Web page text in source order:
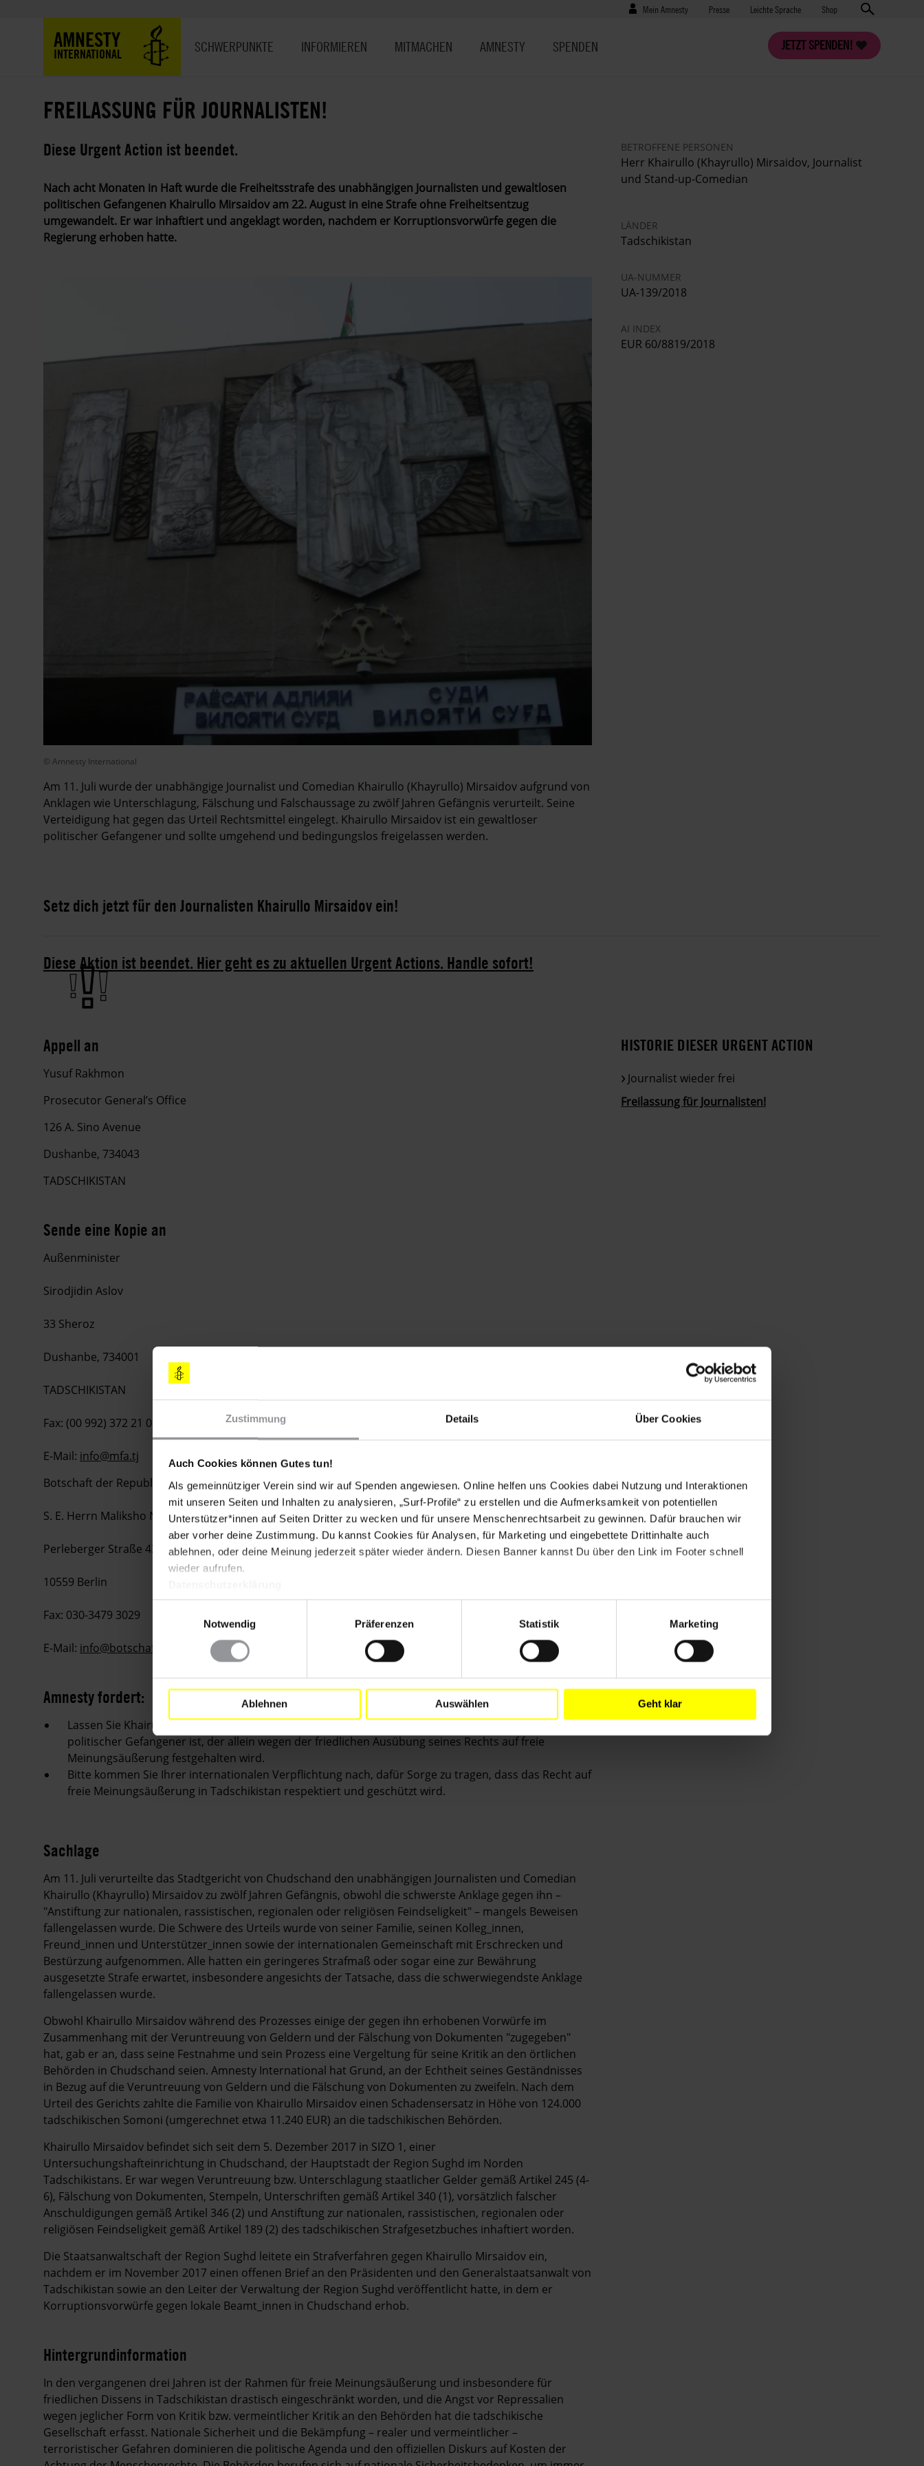
Zustimmung Details Über Cookies
Auch Cookies können Gutes tun!
Als gemeinnütziger Verein sind wir auf Spenden angewiesen. Online helfen uns Cookies dabei Nutzung und Interaktionen
mit unseren Seiten und Inhalten zu analysieren, „Surf-Profile“ zu erstellen und die Aufmerksamkeit von potentiellen
Unterstützer*innen auf Seiten Dritter zu wecken und für unsere Menschenrechtsarbeit zu gewinnen. Dafür brauchen wir
aber vorher deine Zustimmung. Du kannst Cookies für Analysen, für Marketing und eingebettete Drittinhalte auch
ablehnen, oder deine Meinung jederzeit später wieder ändern. Diesen Banner kannst Du über den Link im Footer schnell
wieder aufrufen.
Notwendig
Präferenzen Statistik Marketing
Ablehnen Auswählen Geht klar
Benutzermenü
Mein Amnesty Presse
Presse Leichte Sprache Shop
AMNESTY
INTERNATIONAL
JETZT SPENDEN!
SCHWERPUNKTE INFORMIEREN MITMACHEN AMNESTY SPENDEN
FREILASSUNG FÜR JOURNALISTEN!
Diese Urgent Action ist beendet.
Nach acht Monaten in Haft wurde die Freiheitsstrafe des unabhängigen Journalisten und gewaltlosen
politischen Gefangenen Khairullo Mirsaidov am 22. August in eine Strafe ohne Freiheitsentzug
umgewandelt. Er war inhaftiert und angeklagt worden, nachdem er Korruptionsvorwürfe gegen die
Regierung erhoben hatte.
© Amnesty International
Am 11. Juli wurde der unabhängige Journalist und Comedian Khairullo (Khayrullo) Mirsaidov aufgrund von
Anklagen wie Unterschlagung, Fälschung und Falschaussage zu zwölf Jahren Gefängnis verurteilt. Seine
Verteidigung hat gegen das Urteil Rechtsmittel eingelegt. Khairullo Mirsaidov ist ein gewaltloser
politischer Gefangener und sollte umgehend und bedingungslos freigelassen werden.
BETROFFENE PERSONEN
Herr Khairullo (Khayrullo) Mirsaidov, Journalist
und Stand-up-Comedian
LÄNDER
Tadschikistan
UA-NUMMER
UA-139/2018
AI INDEX
EUR 60/8819/2018
Setz dich jetzt für den Journalisten Khairullo Mirsaidov ein!
Diese Aktion ist beendet. Hier geht es zu aktuellen Urgent Actions. Handle sofort!
Appell an
Yusuf Rakhmon
Prosecutor General’s Office
126 A. Sino Avenue
Dushanbe, 734043
TADSCHIKISTAN
Sende eine Kopie an
Außenminister
Sirodjidin Aslov
33 Sheroz
Dushanbe, 734001
TADSCHIKISTAN
Fax: (00 992) 372 21 02 59
E-Mail: info@mfa.tj
Botschaft der Republik Tadschikistan
S. E. Herrn Maliksho Nematov
Perleberger Straße 43
10559 Berlin
Fax: 030-3479 3029
E-Mail: info@botschaft-tadschikistan.de
Amnesty fordert:
Lassen Sie Khairullo Mirsaidov bitte umgehend und bedingungslos frei, da er ein gewaltloser
politischer Gefangener ist, der allein wegen der friedlichen Ausübung seines Rechts auf freie
Meinungsäußerung festgehalten wird.
Bitte kommen Sie Ihrer internationalen Verpflichtung nach, dafür Sorge zu tragen, dass das Recht auf
freie Meinungsäußerung in Tadschikistan respektiert und geschützt wird.
Sachlage
Am 11. Juli verurteilte das Stadtgericht von Chudschand den unabhängigen Journalisten und Comedian
Khairullo (Khayrullo) Mirsaidov zu zwölf Jahren Gefängnis, obwohl die schwerste Anklage gegen ihn –
"Anstiftung zur nationalen, rassistischen, regionalen oder religiösen Feindseligkeit" – mangels Beweisen
fallengelassen wurde. Die Schwere des Urteils wurde von seiner Familie, seinen Kolleg_innen,
Freund_innen und Unterstützer_innen sowie der internationalen Gemeinschaft mit Erschrecken und
Bestürzung aufgenommen. Alle hatten ein geringeres Strafmaß oder sogar eine zur Bewährung
ausgesetzte Strafe erwartet, insbesondere angesichts der Tatsache, dass die schwerwiegendste Anklage
fallengelassen wurde.
Obwohl Khairullo Mirsaidov während des Prozesses einige der gegen ihn erhobenen Vorwürfe im
Zusammenhang mit der Veruntreuung von Geldern und der Fälschung von Dokumenten "zugegeben"
hat, gab er an, dass seine Festnahme und sein Prozess eine Vergeltung für seine Kritik an den örtlichen
Behörden in Chudschand seien. Amnesty International hat Grund, an der Echtheit seines Geständnisses
in Bezug auf die Veruntreuung von Geldern und die Fälschung von Dokumenten zu zweifeln. Nach dem
Urteil des Gerichts zahlte die Familie von Khairullo Mirsaidov einen Schadensersatz in Höhe von 124.000
tadschikischen Somoni (umgerechnet etwa 11.240 EUR) an die tadschikischen Behörden.
Khairullo Mirsaidov befindet sich seit dem 5. Dezember 2017 in SIZO 1, einer
Untersuchungshafteinrichtung in Chudschand, der Hauptstadt der Region Sughd im Norden
Tadschikistans. Er war wegen Veruntreuung bzw. Unterschlagung staatlicher Gelder gemäß Artikel 245 (4-
6), Fälschung von Dokumenten, Stempeln, Unterschriften gemäß Artikel 340 (1), vorsätzlich falscher
Anschuldigungen gemäß Artikel 346 (2) und Anstiftung zur nationalen, rassistischen, regionalen oder
religiösen Feindseligkeit gemäß Artikel 189 (2) des tadschikischen Strafgesetzbuches inhaftiert worden.
Die Staatsanwaltschaft der Region Sughd leitete ein Strafverfahren gegen Khairullo Mirsaidov ein,
nachdem er im November 2017 einen offenen Brief an den Präsidenten und den Generalstaatsanwalt von
Tadschikistan sowie an den Leiter der Verwaltung der Region Sughd veröffentlicht hatte, in dem er
Korruptionsvorwürfe gegen lokale Beamt_innen in Chudschand erhob.
Hintergrundinformation
Hintergrund
In den vergangenen drei Jahren ist der Rahmen für freie Meinungsäußerung und insbesondere für
friedlichen Dissens in Tadschikistan drastisch eingeschränkt worden, und die Angst vor Repressalien
wegen jeglicher Form von Kritik bzw. vermeintlicher Kritik an den Behörden hat die tadschikische
Gesellschaft erfasst. Nationale Sicherheit und die Bekämpfung – realer und vermeintlicher –
terroristischer Gefahren dominieren die politische Agenda und den offiziellen Diskurs auf Kosten der
HISTORIE DIESER URGENT ACTION
Journalist wieder frei
Freilassung für Journalisten!